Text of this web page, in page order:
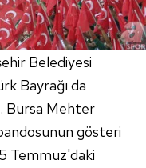
Belediyesi
Bayrağı da
Bursa Mehter
gösteri
Temmuz'daki